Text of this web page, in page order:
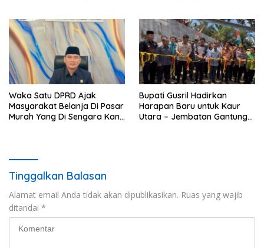
Waka Satu DPRD Ajak
Masyarakat Belanja Di Pasar
Murah Yang Di Sengara Kan
Bupati Gusril Hadirkan
Harapan Baru untuk Kaur
Utara – Jembatan Gantung
Tinggalkan Balasan
Alamat email Anda tidak akan dipublikasikan. Ruas yang wajib
ditandai *